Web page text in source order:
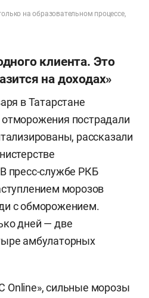
на образовательном процессе,
клиента. Это
на доходах»
в Татарстане
пострадали
рассказали
пресс-службе РКБ
морозов
с обморожением.
дней — две
амбулаторных
Online», сильные морозы